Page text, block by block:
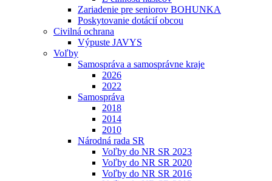
Zariadenie pre seniorov BOHUNKA
Poskytovanie dotácií obcou
Civilná ochrana
Výpuste JAVYS
Voľby
Samospráva a samosprávne kraje
2026
2022
Samospráva
2018
2014
2010
Národná rada SR
Voľby do NR SR 2023
Voľby do NR SR 2020
Voľby do NR SR 2016